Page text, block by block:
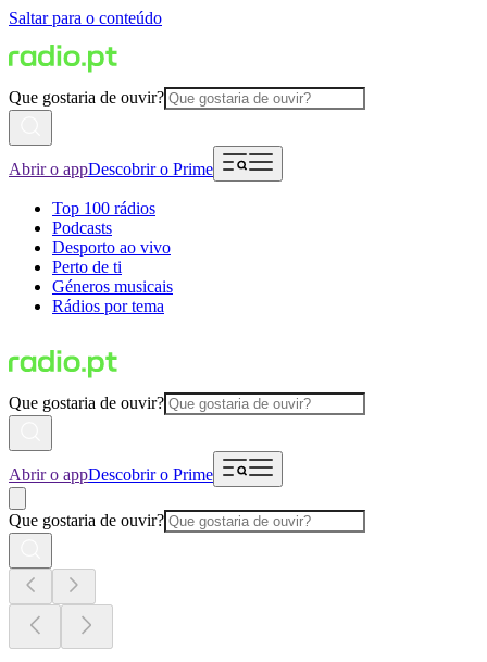
Saltar para o conteúdo
Que gostaria de ouvir?
Abrir o appDescobrir o Prime
Top 100 rádios
Podcasts
Desporto ao vivo
Perto de ti
Géneros musicais
Rádios por tema
Que gostaria de ouvir?
Abrir o appDescobrir o Prime
Que gostaria de ouvir?